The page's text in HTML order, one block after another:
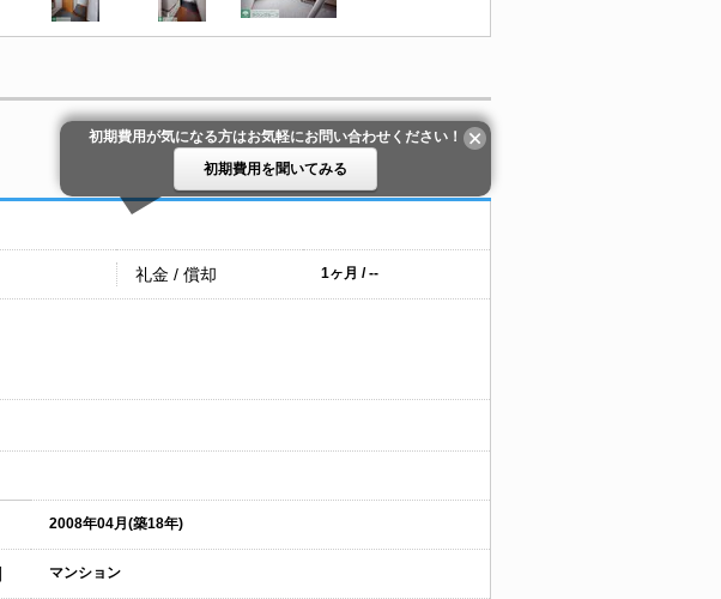
初期費用が気になる方はお気軽にお問い合わせください！
初期費用を聞いてみる
礼金 / 償却 1ヶ月 / --
2008年04月(築18年)
マンション